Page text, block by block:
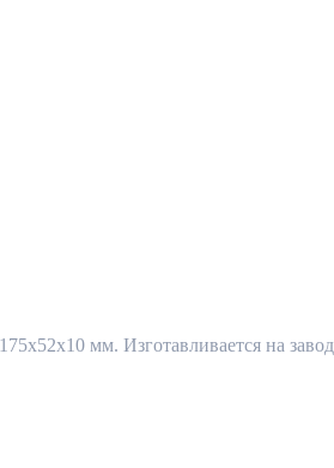
мм. Изготавливается на